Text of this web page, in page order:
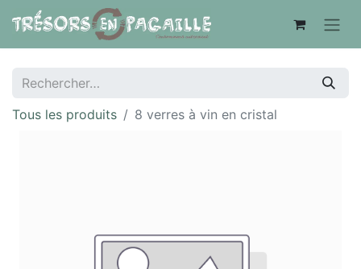
Tous les produits 8 verres à vin en cristal